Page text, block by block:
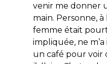
venir me donner
main. Personne, à
femme était
impliquée, ne
un café pour voir